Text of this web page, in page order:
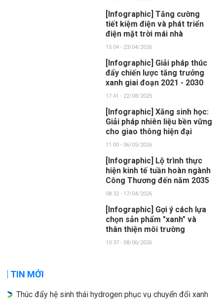
[Infographic] Tăng cường
tiết kiệm điện và phát triển
điện mặt trời mái nhà
15:04 - 23/04/2026
[Infographic] Giải pháp thúc
đẩy chiến lược tăng trưởng
xanh giai đoạn 2021 - 2030
17:41 - 22/08/2025
[Infographic] Xăng sinh học:
Giải pháp nhiên liệu bền vững
cho giao thông hiện đại
11:00 - 06/05/2026
[Infographic] Lộ trình thực
hiện kinh tế tuần hoàn ngành
Công Thương đến năm 2035
08:32 - 17/04/2026
[Infographic] Gợi ý cách lựa
chọn sản phẩm "xanh" và
thân thiện môi trường
10:37 - 08/06/2026
TIN MỚI
Thúc đẩy hệ sinh thái hydrogen phục vụ chuyển đổi xanh